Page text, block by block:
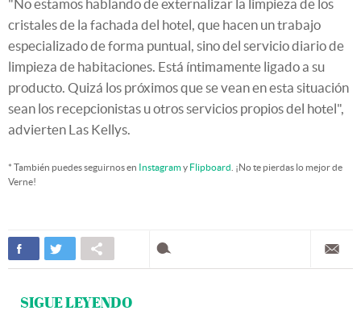
"No estamos hablando de externalizar la limpieza de los
cristales de la fachada del hotel, que hacen un trabajo
especializado de forma puntual, sino del servicio diario de
limpieza de habitaciones. Está íntimamente ligado a su
producto. Quizá los próximos que se vean en esta situación
sean los recepcionistas u otros servicios propios del hotel",
advierten Las Kellys.
* También puedes seguirnos en Instagramy Flipboard . ¡No te pierdas lo mejor de
Verne!
SIGUE LEYENDO